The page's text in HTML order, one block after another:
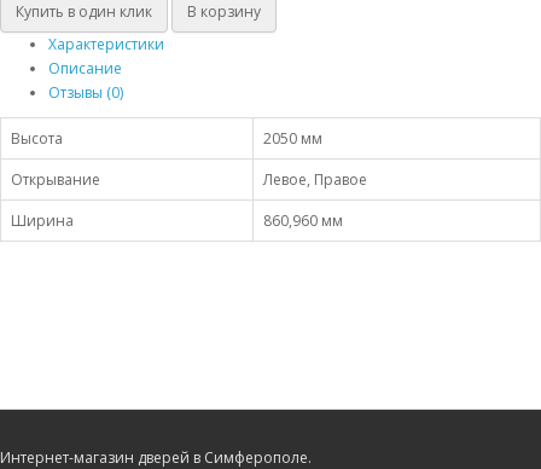
Купить в один клик
В корзину
Характеристики
Описание
Отзывы (0)
Высота
2050 мм
Открывание
Левое, Правое
Ширина
860,960 мм
Интернет-магазин дверей в Симферополе.